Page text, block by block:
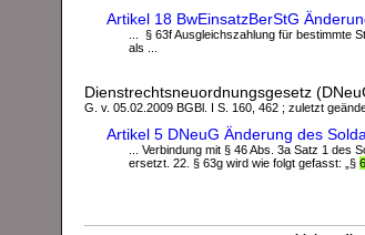
Artikel 18 BwEinsatzBerStG
... § 63f Ausgleichszahlung für bestimmte
als ...
Dienstrechtsneuordnungsgesetz
G. v. 05.02.2009 BGBl. I S. 160, 462 ; zuletzt
Artikel 5 DNeuG Änderung des
... Verbindung mit § 46 Abs. 3a Satz 1 des
ersetzt. 22. § 63g wird wie folgt gefasst: „§